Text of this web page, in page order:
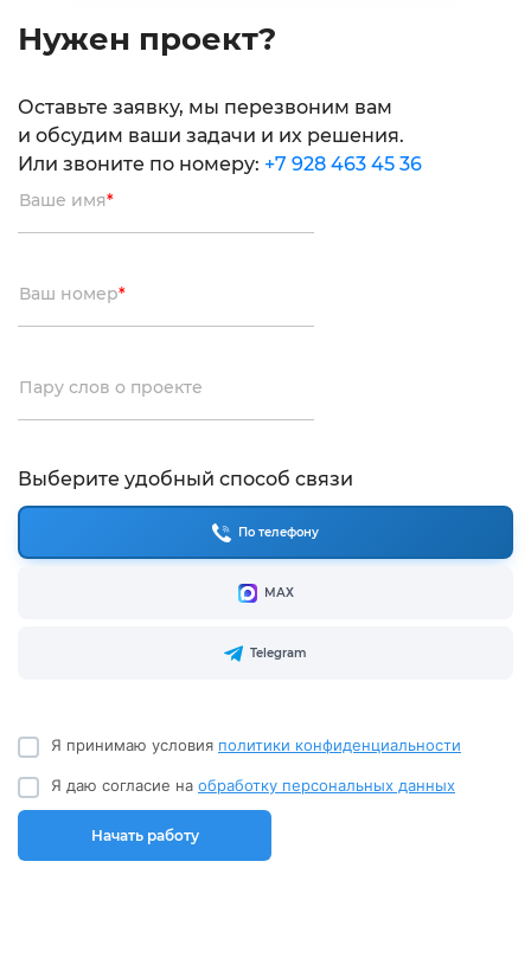
Нужен проект?
Оставьте заявку, мы перезвоним вам
и обсудим ваши задачи и их решения.
Или звоните по номеру: +7 928 463 45 36
Ваше имя*
Ваш номер*
Пару слов о проекте
Выберите удобный способ связи
По телефону
МАХ
Telegram
Я принимаю условия политики конфиденциальности
Я даю согласие на обработку персональных данных
Начать работу